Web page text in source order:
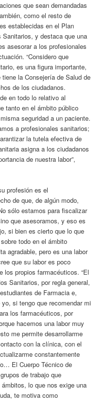
que sean demandadas
como el resto de
establecidas en el Plan
y destaca que una
asesorar a los profesionales
“Considero que
es una figura importante,
la Consejería de Salud de
de los ciudadanos.
en todo lo relativo al
tanto en el ámbito público
seguridad a un paciente.
a profesionales sanitarios;
la tutela efectiva de
asigna a los ciudadanos
de nuestra labor”,
profesión es el
de que, de algún modo,
sólo estamos para fiscalizar
que asesoramos, y eso es
si bien es cierto que lo que
todo en el ámbito
agradable, pero es una labor
que su labor es poco
los propios farmacéuticos. “El
Sanitarios, por regla general,
de Farmacia e,
si tengo que recomendar mi
los farmacéuticos, por
hacemos una labor muy
me permite desarrollarme
con la clínica, con el
constantemente
El Cuerpo Técnico de
de trabajo que
lo que nos exige una
te motiva como